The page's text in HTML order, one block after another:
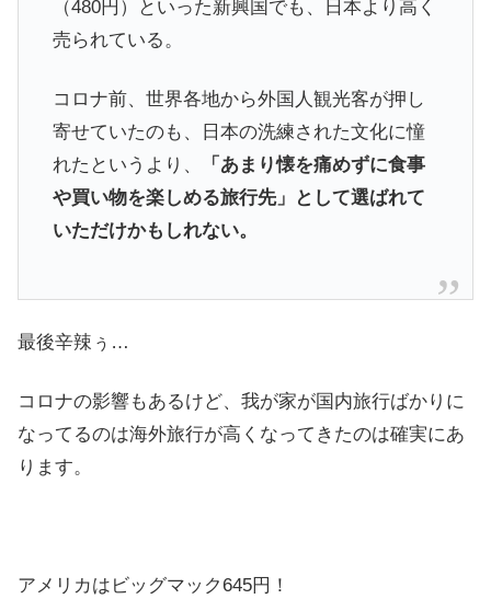
（480円）といった新興国でも、日本より高く
売られている。
コロナ前、世界各地から外国人観光客が押し
寄せていたのも、日本の洗練された文化に憧
れたというより、
「あまり懐を痛めずに食事
や買い物を楽しめる旅行先」として選ばれて
いただけかもしれない。
最後辛辣ぅ…
コロナの影響もあるけど、我が家が国内旅行ばかりに
なってるのは海外旅行が高くなってきたのは確実にあ
ります。
アメリカはビッグマック645円！